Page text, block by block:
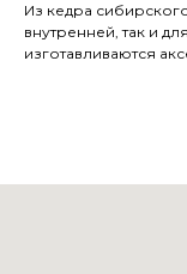
Из кедра
внутренней, так и
изготавливаются